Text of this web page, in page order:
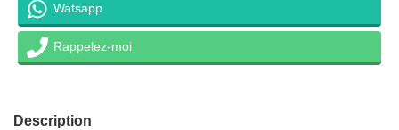
Watsapp
Rappelez-moi
Description